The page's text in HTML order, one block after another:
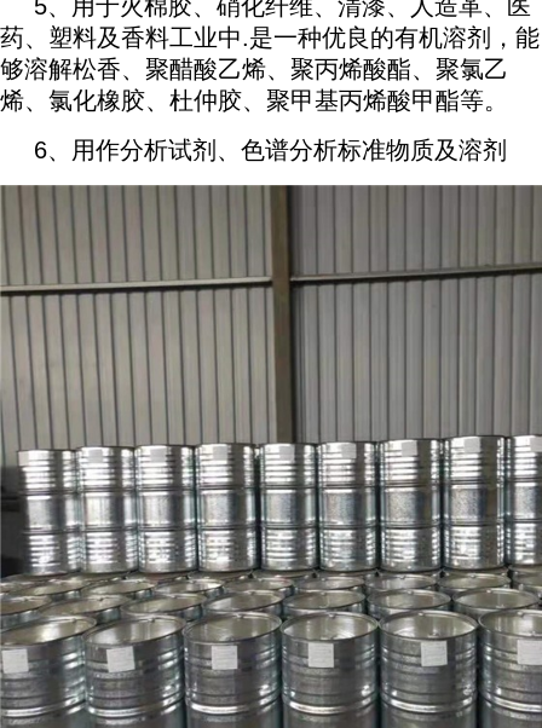
5、用于火棉胶、硝化纤维、清漆、人造革、医
药、塑料及香料工业中.是一种优良的有机溶剂，能
够溶解松香、聚醋酸乙烯、聚丙烯酸酯、聚氯乙
烯、氯化橡胶、杜仲胶、聚甲基丙烯酸甲酯等。
6、用作分析试剂、色谱分析标准物质及溶剂